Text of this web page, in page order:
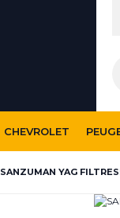
CHEVROLET
SANZUMAN YAG